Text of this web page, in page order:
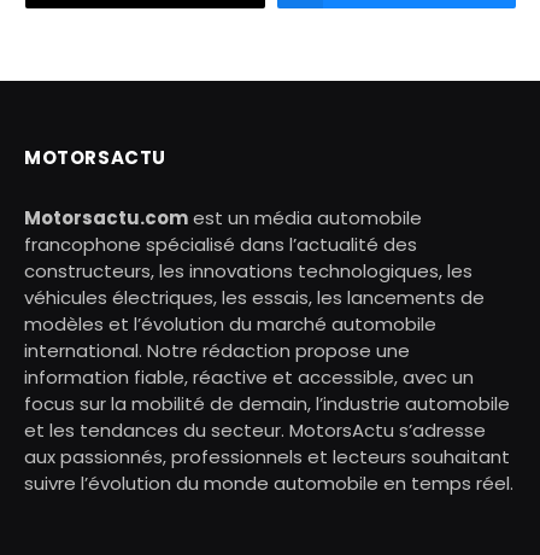
MOTORSACTU
Motorsactu.comest un média automobile
francophone spécialisé dans l’actualité des
constructeurs, les innovations technologiques, les
véhicules électriques, les essais, les lancements de
modèles et l’évolution du marché automobile
international. Notre rédaction propose une
information fiable, réactive et accessible, avec un
focus sur la mobilité de demain, l’industrie automobile
et les tendances du secteur. MotorsActu s’adresse
aux passionnés, professionnels et lecteurs souhaitant
suivre l’évolution du monde automobile en temps réel.